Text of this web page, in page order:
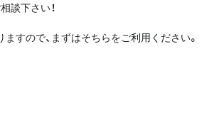
談下さい！
すので、まずはそちらをご利用ください。